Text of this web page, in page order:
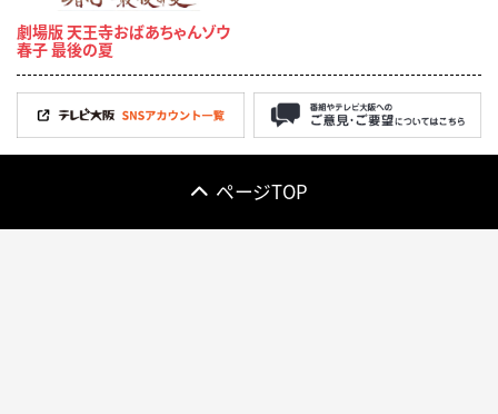
劇場版 天王寺おばあちゃんゾウ
春子 最後の夏
ページTOP